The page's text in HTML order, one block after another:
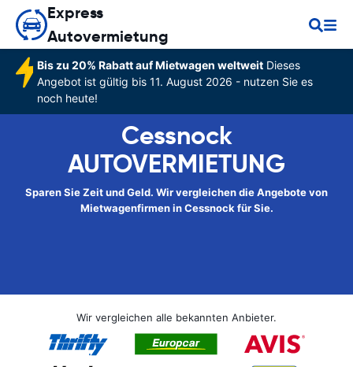
Express
Autovermietung
Bis zu 20% Rabatt auf Mietwagen weltweitDieses
Angebot ist gültig bis 11. August 2026 - nutzen Sie es
noch heute!
Cessnock
AUTOVERMIETUNG
Sparen Sie Zeit und Geld. Wir vergleichen die Angebote von
Mietwagenfirmen in Cessnock für Sie.
Wir vergleichen alle bekannten Anbieter.